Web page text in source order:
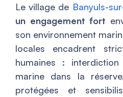
Le village de Banyuls-
un engagement fort
son environnement
locales encadrent
humaines :
marine dans la
protégées et